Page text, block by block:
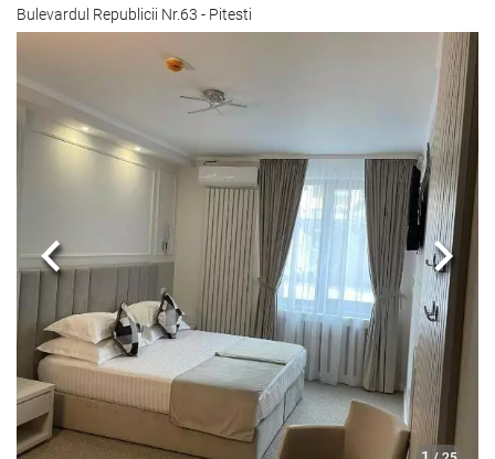
Bulevardul Republicii Nr.63 - Pitesti
Edellinen